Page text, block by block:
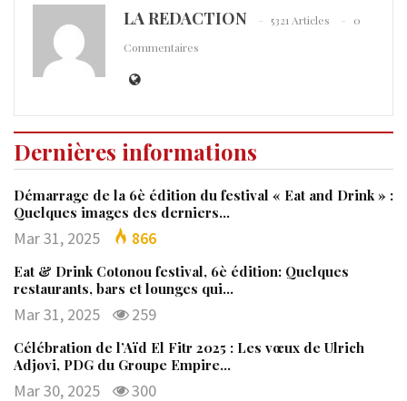
LA REDACTION 5321 Articles
0
Commentaires
Dernières informations
Démarrage de la 6è édition du festival « Eat and Drink » :
Quelques images des derniers…
Mar 31, 2025 866
Eat & Drink Cotonou festival, 6è édition: Quelques
restaurants, bars et lounges qui…
Mar 31, 2025 259
Célébration de l’Aïd El Fitr 2025 : Les vœux de Ulrich
Adjovi, PDG du Groupe Empire…
Mar 30, 2025 300